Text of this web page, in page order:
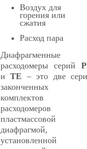
Воздух для
горения или
сжатия
Расход пара
Диафрагменные
расходомеры серий
иTE – это две
законченных
комплектов
расходомеров
пластмассовой
диафрагмой,
установленной